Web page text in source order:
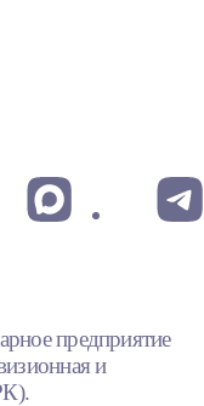
предприятие
и